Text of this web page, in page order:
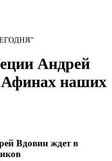
Андрей
Афинах наших
Вдовин ждет в